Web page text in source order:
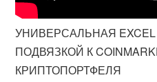
УНИВЕРСАЛЬНАЯ
ПОДВЯЗКОЙ К
КРИПТОПОРТФЕЛЯ